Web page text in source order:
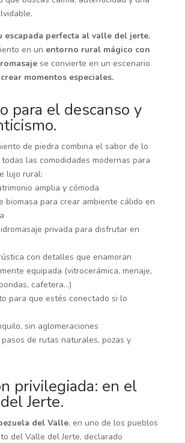
escapada perfecta al valle del jerte,
en un entorno rural mágico con
se convierte en un escenario
momentos especiales.
para el descanso y
de piedra combina el sabor de lo
las comodidades modernas para
lujo rural:
amplia y cómoda
biomasa para crear ambiente cálido en
privada para disfrutar en
con detalles que enamoran
equipada (vitrocerámica, menaje,
cafetera…)
para que estés conectado si lo
sin aglomeraciones
de rutas naturales, pozas y
privilegiada: en el
Jerte.
del Valle, en uno de los pueblos
del Valle del Jerte, declarado